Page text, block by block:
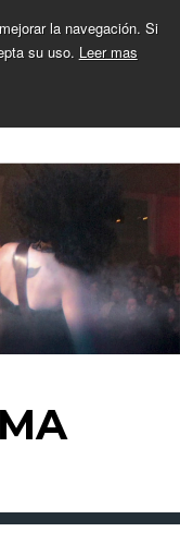
la navegación. Si
su uso. Leer mas